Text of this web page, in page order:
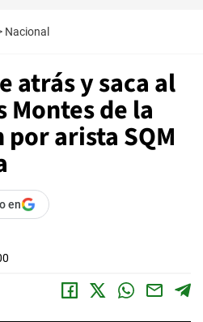
Nacional
atrás y saca al
Montes de la
arista SQM
en